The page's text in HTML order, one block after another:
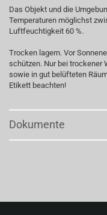
Das Objekt und die
Temperaturen möglichst
Luftfeuchtigkeit 60 %.
Trocken lagern. Vor
schützen. Nur bei trockener
sowie in gut belüfteten
Etikett beachten!
Dokumente